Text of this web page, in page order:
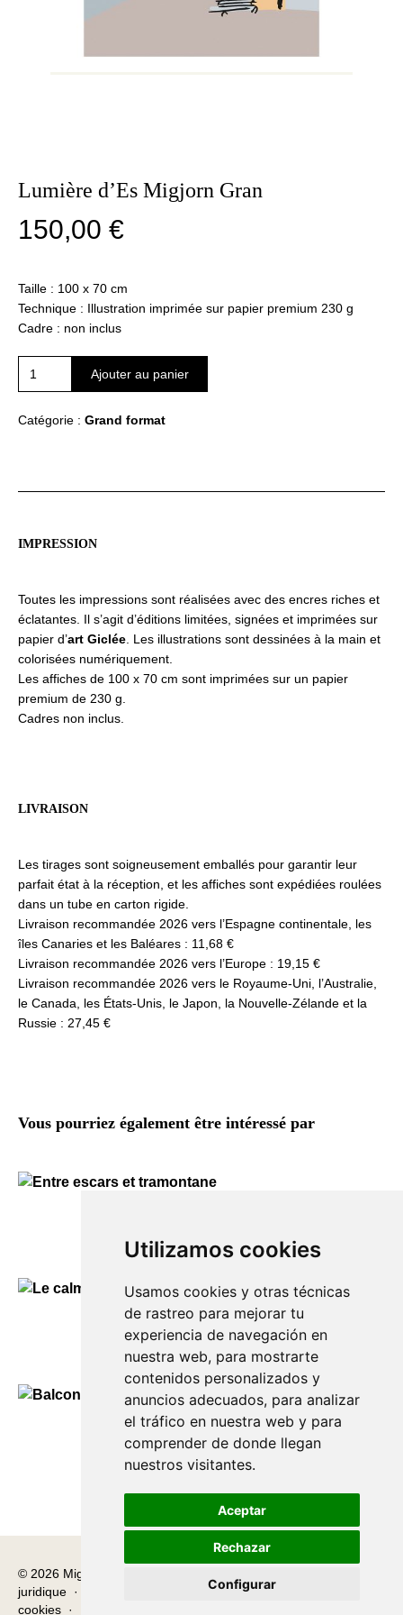
Utilizamos cookies
Usamos cookies y otras técnicas
de rastreo para mejorar tu
experiencia de navegación en
nuestra web, para mostrarte
contenidos personalizados y
anuncios adecuados, para analizar
el tráfico en nuestra web y para
comprender de donde llegan
nuestros visitantes.
Aceptar
Rechazar
Configurar
Lumière d’Es Migjorn Gran
150,00 €
Taille : 100 x 70 cm
Technique : Illustration imprimée sur papier premium 230 g
Cadre : non inclus
Ajouter au panier
Catégorie : Grand format
IMPRESSION
Toutes les impressions sont réalisées avec des encres riches et
éclatantes. Il s’agit d’éditions limitées, signées et imprimées sur
papier d’art Giclée . Les illustrations sont dessinées à la main et
colorisées numériquement.
Les affiches de 100 x 70 cm sont imprimées sur un papier
premium de 230 g.
Cadres non inclus.
LIVRAISON
Les tirages sont soigneusement emballés pour garantir leur
parfait état à la réception, et les affiches sont expédiées roulées
dans un tube en carton rigide.
Livraison recommandée 2026 vers l’Espagne continentale, les
îles Canaries et les Baléares : 11,68 €
Livraison recommandée 2026 vers l’Europe : 19,15 €
Livraison recommandée 2026 vers le Royaume-Uni, l’Australie,
le Canada, les États-Unis, le Japon, la Nouvelle-Zélande et la
Russie : 27,45 €
Vous pourriez également être intéressé par
150,00
Le calme à Alcaufar
150,00
Balcons donnant sur la baie
© 2026 Miguel Carretón
juridique · Politique de confidentialité · Politique en matière de
cookies ·